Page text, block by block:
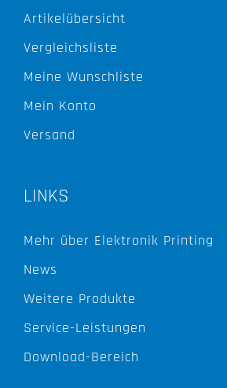
Artikelübersicht
Vergleichsliste
Meine Wunschliste
Mein Konto
Versand
LINKS
Mehr über Elektronik Printing
News
Weitere Produkte
Service-Leistungen
Download-Bereich